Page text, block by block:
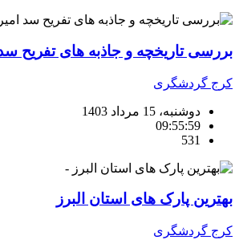
بررسی تاریخچه و جاذبه های تفریح سد
کرج گردشگری
دوشنبه، 15 مرداد 1403
09:55:59
531
بهترین پارک های استان البرز
کرج گردشگری